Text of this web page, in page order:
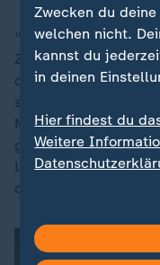
"Geht es um
Zugang zu
durchaus in den
sagt Klingbeil mit
Mit derNatohabe
gemeinsame
Lösungen zu
optimistisch.
Zwecken du
welchen nicht.
kannst du
in deinen
Hier findest du
Weitere